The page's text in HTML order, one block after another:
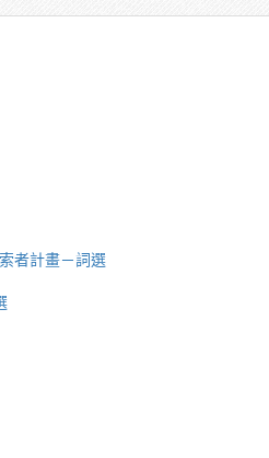
者計畫－詞選